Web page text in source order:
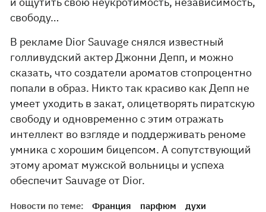
свободу…
В рекламе Dior Sauvage снялся известный
голливудский актер Джонни Депп, и можно
сказать, что создатели ароматов стопроцентно
попали в образ. Никто так красиво как Депп не
умеет уходить в закат, олицетворять пиратскую
свободу и одновременно с этим отражать
интеллект во взгляде и поддерживать реноме
умника с хорошим бицепсом. А сопутствующий
этому аромат мужской вольницы и успеха
обеспечит Sauvage от Dior.
Новости по теме: Франция парфюм духи